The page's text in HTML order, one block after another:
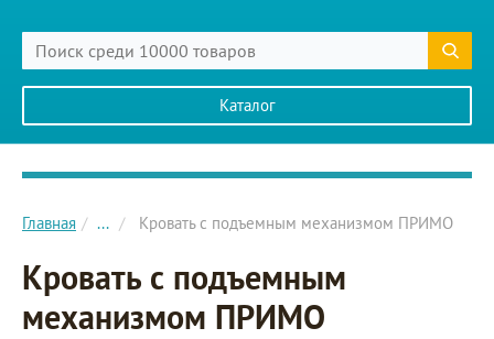
Каталог
Главное меню сайта
Главная ... Кровать с подъемным механизмом ПРИМО
Кровать с подъемным
механизмом ПРИМО